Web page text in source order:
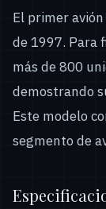
El primer
de 1997. Para
más de 800
demostrando
Este modelo
segmento de